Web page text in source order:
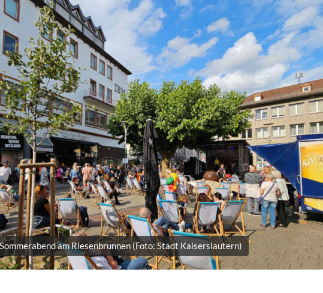
Sommerabend am Riesenbrunnen (Foto: Stadt Kaiserslautern)